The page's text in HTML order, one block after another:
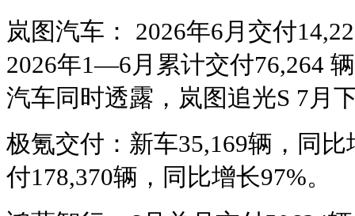
岚图汽车： 2026年6月交付
2026年1—6月累计交付76,264
汽车同时透露，岚图追光S 7月
极氪交付：新车35,169辆，同
付178,370辆，同比增长97%。